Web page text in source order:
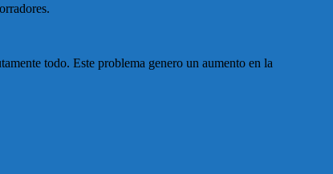
todo. Este problema genero un aumento en la